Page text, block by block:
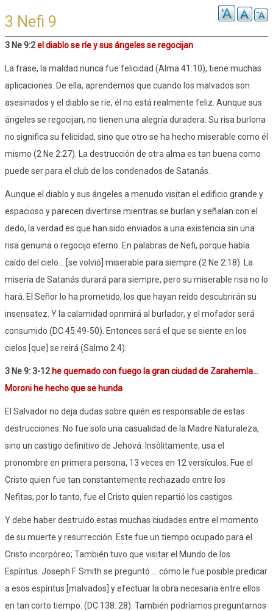
3 Nefi 9
3 Ne 9:2el diablo se ríe y sus ángeles se regocijan
La frase, la maldad nunca fue felicidad (Alma 41:10), tiene muchas
aplicaciones. De ella, aprendemos que cuando los malvados son
asesinados y el diablo se ríe, él no está realmente feliz. Aunque sus
ángeles se regocijan, no tienen una alegría duradera. Su risa burlona
no significa su felicidad, sino que otro se ha hecho miserable como él
mismo (2 Ne 2:27). La destrucción de otra alma es tan buena como
puede ser para el club de los condenados de Satanás.
Aunque el diablo y sus ángeles a menudo visitan el edificio grande y
espacioso y parecen divertirse mientras se burlan y señalan con el
dedo, la verdad es que han sido enviados a una existencia sin una
risa genuina o regocijo eterno. En palabras de Nefi, porque había
caído del cielo... [se volvió] miserable para siempre (2 Ne 2:18). La
miseria de Satanás durará para siempre, pero su miserable risa no lo
hará. El Señor lo ha prometido, los que hayan reído descubrirán su
insensatez. Y la calamidad oprimirá al burlador, y el mofador será
consumido (DC 45:49-50). Entonces será el que se siente en los
cielos [que] se reirá (Salmo 2:4).
3 Ne 9: 3-12he quemado con fuego la gran ciudad de Zarahemla...
Moroni he hecho que se hunda
El Salvador no deja dudas sobre quién es responsable de estas
destrucciones. No fue solo una casualidad de la Madre Naturaleza,
sino un castigo definitivo de Jehová. Insólitamente, usa el
pronombre en primera persona, 13 veces en 12 versículos. Fue el
Cristo quien fue tan constantemente rechazado entre los
Nefitas; por lo tanto, fue el Cristo quien repartió los castigos.
Y debe haber destruido estas muchas ciudades entre el momento
de su muerte y resurrección. Este fue un tiempo ocupado para el
Cristo incorpóreo; También tuvo que visitar el Mundo de los
Espíritus. Joseph F. Smith se preguntó ... cómo le fue posible predicar
a esos espíritus [malvados] y efectuar la obra necesaria entre ellos
en tan corto tiempo. (DC 138: 28). También podríamos preguntarnos